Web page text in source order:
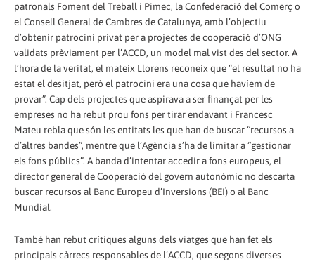
patronals Foment del Treball i Pimec, la Confederació del Comerç o
el Consell General de Cambres de Catalunya, amb l’objectiu
d’obtenir patrocini privat per a projectes de cooperació d’ONG
validats prèviament per l’ACCD, un model mal vist des del sector. A
l’hora de la veritat, el mateix Llorens reconeix que “el resultat no ha
estat el desitjat, però el patrocini era una cosa que havíem de
provar”. Cap dels projectes que aspirava a ser finançat per les
empreses no ha rebut prou fons per tirar endavant i Francesc
Mateu rebla que són les entitats les que han de buscar “recursos a
d’altres bandes”, mentre que l’Agència s’ha de limitar a “gestionar
els fons públics”. A banda d’intentar accedir a fons europeus, el
director general de Cooperació del govern autonòmic no descarta
buscar recursos al Banc Europeu d’Inversions (BEI) o al Banc
Mundial.
També han rebut crítiques alguns dels viatges que han fet els
principals càrrecs responsables de l’ACCD, que segons diverses